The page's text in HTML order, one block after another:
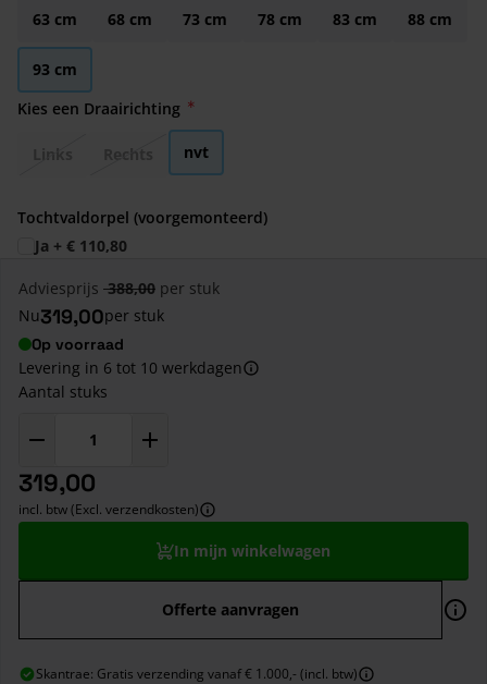
63 cm 68 cm 73 cm 78 cm 83 cm 88 cm
93 cm
Kies een Draairichting
nvt
Tochtvaldorpel (voorgemonteerd)
Ja + € 110,80
Adviesprijs 388,00 per stuk
Nu319,00per stuk
Op voorraad
Levering in 6 tot 10 werkdagen
Aantal stuks
319,00
incl. btw (Excl. verzendkosten)
In mijn winkelwagen
Offerte aanvragen
Skantrae: Gratis verzending vanaf € 1.000,- (incl. btw)